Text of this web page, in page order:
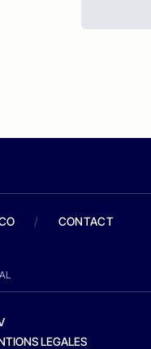
/ CONTACT
LEGALES